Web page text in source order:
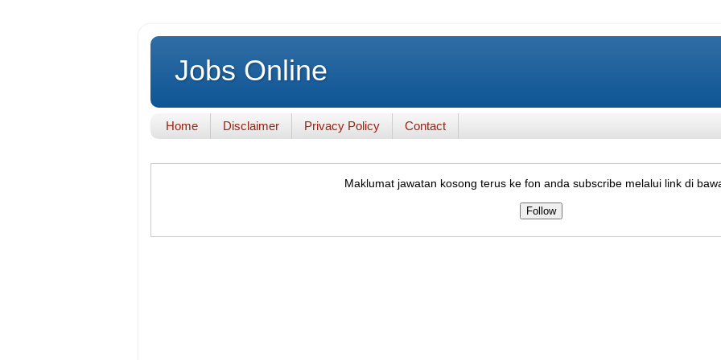
Jobs Online
Home Disclaimer Privacy Policy Contact
Maklumat jawatan kosong terus ke fon anda subscribe melalui link di